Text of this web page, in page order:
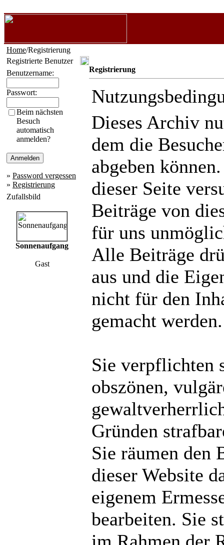
Home/Registrierung
Registrierte Benutzer
Benutzername:
Passwort:
Beim nächsten
Besuch
automatisch
anmelden?
» Password vergessen
» Registrierung
Zufallsbild
Sonnenaufgang
Gast
Registrierung
Dieses Archiv
dem die
abgeben
dieser Seite
Beiträge von
für uns
Alle Beiträge
aus und die
nicht für den
gemacht werden.
Sie verpflichten
obszönen,
Gründen
Sie räumen den
dieser Website
eigenem
bearbeiten. Sie